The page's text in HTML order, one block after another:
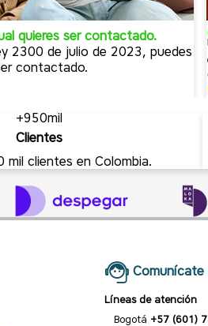
quieres ser contactado.
2300 de julio de 2023, puedes
contactado.
+950mil
Clientes
mil clientes en Colombia.
Líneas de atención
Bogotá +57 (601)